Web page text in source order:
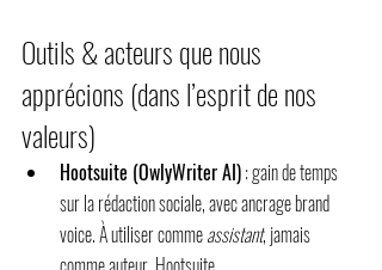
Outils & acteurs que nous
apprécions (dans l’esprit de nos
valeurs)
Hootsuite (OwlyWriter AI) : gain de temps
sur la rédaction sociale, avec ancrage brand
voice. À utiliser comme assistant, jamais